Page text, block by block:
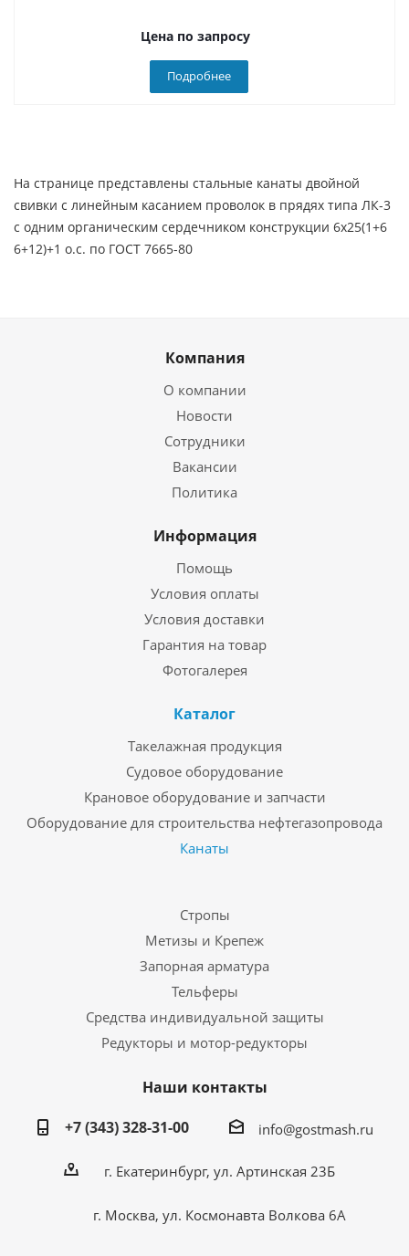
Цена по запросу
Подробнее
На странице представлены стальные канаты двойной
свивки с линейным касанием проволок в прядях типа ЛК-3
с одним органическим сердечником конструкции 6х25(1+6
6+12)+1 о.с. по ГОСТ 7665-80
Компания
О компании
Новости
Сотрудники
Вакансии
Политика
Информация
Помощь
Условия оплаты
Условия доставки
Гарантия на товар
Фотогалерея
Каталог
Такелажная продукция
Судовое оборудование
Крановое оборудование и запчасти
Оборудование для строительства нефтегазопровода
Канаты
Стропы
Метизы и Крепеж
Запорная арматура
Тельферы
Средства индивидуальной защиты
Редукторы и мотор-редукторы
Наши контакты
+7 (343) 328-31-00
info@gostmash.ru
г. Екатеринбург, ул. Артинская 23Б
г. Москва, ул. Космонавта Волкова 6А